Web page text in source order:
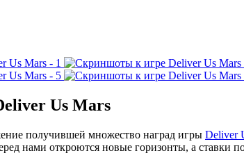
Us Mars
получившей множество наград игры Deliver
нами откроются новые горизонты, а ставки